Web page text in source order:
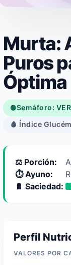
Murta:
Puros
Óptima
🟢Semáforo:
🩸 Índice
⚖️ Porción:
⏱️ Ayuno:
🔋 Saciedad:
Perfil
VALORES POR